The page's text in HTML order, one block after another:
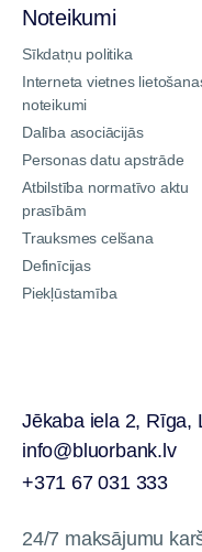
Noteikumi
Sīkdatņu politika
Interneta vietnes
noteikumi
Dalība asociācijās
Personas datu apstrāde
Atbilstība normatīvo aktu
prasībām
Trauksmes celšana
Definīcijas
Piekļūstamība
Jēkaba iela 2, Rīga,
info@bluorbank.lv
+371 67 031 333
24/7 maksājumu